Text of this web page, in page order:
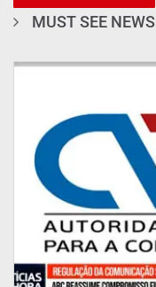
MUST SEE NEWS